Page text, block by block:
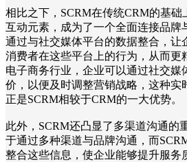
相比之下，SCRM在传统CRM的基础
互动元素，成为了一个全面连接品牌
通过与社交媒体平台的数据整合，让
消费者在这些平台上的行为，从而更
电子商务行业，企业可以通过社交媒
价，以便及时调整营销战略，这种实
正是SCRM相较于CRM的一大优势。
此外，SCRM还凸显了多渠道沟通的
于通过多种渠道与品牌沟通，而
整合这些信息，使企业能够提升服务